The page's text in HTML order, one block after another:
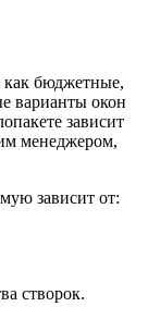
бюджетные,
варианты окон
зависит
менеджером,
зависит от:
створок.